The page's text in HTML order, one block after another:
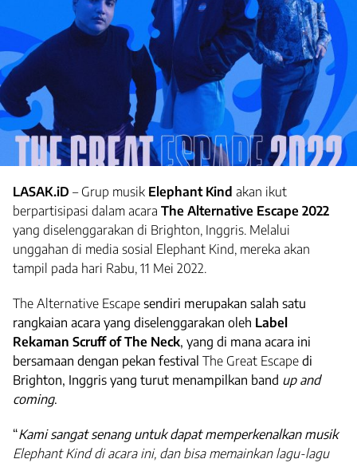
LASAK.iD – Grup musik Elephant Kind akan ikut
berpartisipasi dalam acara The Alternative Escape 2022
yang diselenggarakan di Brighton, Inggris. Melalui
unggahan di media sosial Elephant Kind, mereka akan
tampil pada hari Rabu, 11 Mei 2022.
The Alternative Escape sendiri merupakan salah satu
rangkaian acara yang diselenggarakan oleh Label
Rekaman Scruff of The Neck, yang di mana acara ini
bersamaan dengan pekan festival The Great Escape di
Brighton, Inggris yang turut menampilkan band up and
coming.
“Kami sangat senang untuk dapat memperkenalkan musik
Elephant Kind di acara ini, dan bisa memainkan lagu-lagu